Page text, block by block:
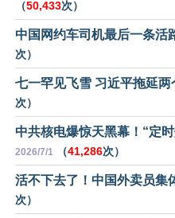
（50,433次）
中国网约车司机最后一条活
次）
七一罕见飞雪 习近平拖延两
次）
中共核电爆惊天黑幕！“定
2026/7/1 （41,286次）
活不下去了！中国外卖员集
次）